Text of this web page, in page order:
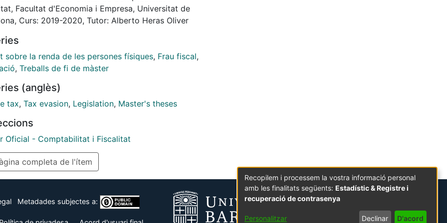
su evolución desde su aparición en el sistema
las medidas legislativas que se han ido
de diversos autores respecto a la restricción o
del régimen.
se realiza una comparativa de nuestro sistema
e italiano, con la finalidad de conocer su
sus características y su relación con el
en el impuesto u optar por una reestructuración
Facultat d'Economia i Empresa, Universitat de
Curs: 2019-2020, Tutor: Alberto Heras Oliver
sobre la renda de les persones físiques, Frau fiscal,
, Treballs de fi de màster
(anglès)
tax, Tax evasion, Legislation, Master's theses
Oficial - Comptabilitat i Fiscalitat
completa de l'ítem
Metadades subjectes a:
Recopilem i processem la vostra informació personal
amb les finalitats següents: Estadístic & Registre i
recuperació de contrasenya
Personalitzar Declinar D'acord